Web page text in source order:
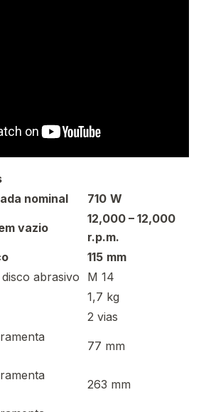
nominal
710 W
vazio
12,000 – 12,000
r.p.m.
115 mm
abrasivo
M 14
1,7 kg
2 vias
77 mm
263 mm